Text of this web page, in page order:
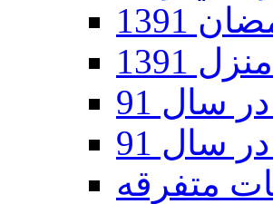
1391
1391
سال 91
سال 91
متفرقه